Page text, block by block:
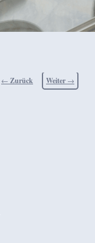
Beitragsnavigation
← Zurück Weiter →